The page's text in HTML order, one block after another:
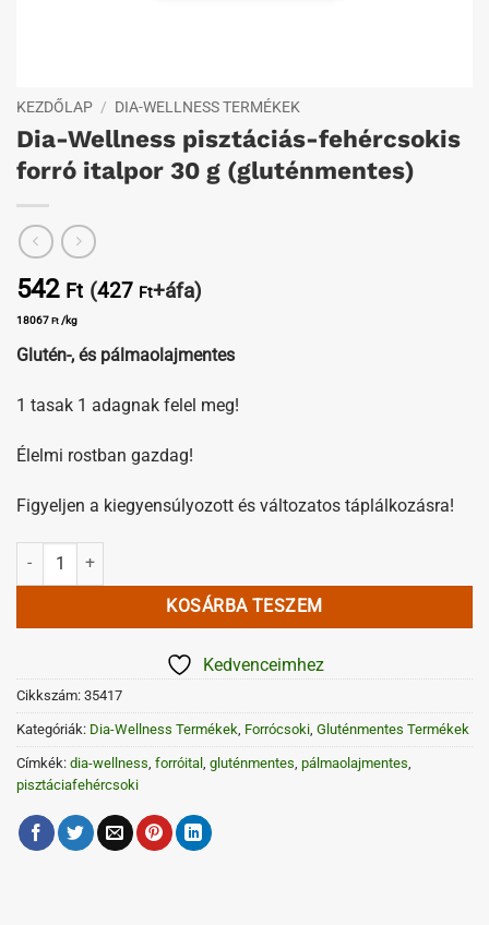
KEZDŐLAP / DIA-WELLNESS TERMÉKEK
Dia-Wellness pisztáciás-fehércsokis
forró italpor 30 g (gluténmentes)
542 Ft (427 Ft+áfa)
18067 Ft /kg
Glutén-, és pálmaolajmentes
1 tasak 1 adagnak felel meg!
Élelmi rostban gazdag!
Figyeljen a kiegyensúlyozott és változatos táplálkozásra!
Dia-Wellness pisztáciás-fehércsokis forró italpor 30 g (gluténmentes)
KOSÁRBA TESZEM
Kedvenceimhez
Cikkszám: 35417
Kategóriák: Dia-Wellness Termékek Forrócsoki Gluténmentes Termékek
Címkék: dia-wellness forróital gluténmentes pálmaolajmentes
pisztáciafehércsoki